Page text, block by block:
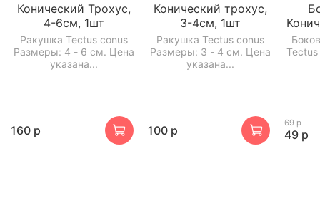
Конический Трохус,
4-6см, 1шт
Ракушка Tectus conus
Размеры: 4 - 6 см. Цена
указана...
160 р
Конический трохус,
3-4см, 1шт
Ракушка Tectus conus
Размеры: 3 - 4 см. Цена
указана...
100 р
69 р
49 р